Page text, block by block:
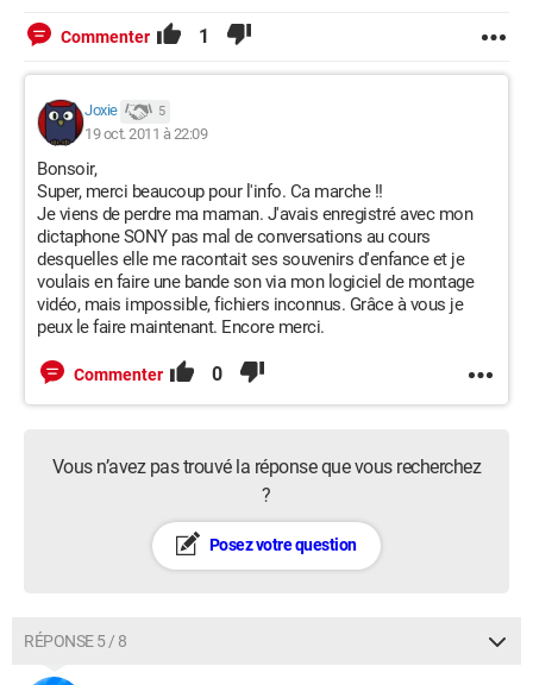
Commenter 1
Joxie 5
19 oct. 2011 à 22:09
Bonsoir,
Super, merci beaucoup pour l'info. Ca marche !!
Je viens de perdre ma maman. J'avais enregistré avec mon
dictaphone SONY pas mal de conversations au cours
desquelles elle me racontait ses souvenirs d'enfance et je
voulais en faire une bande son via mon logiciel de montage
vidéo, mais impossible, fichiers inconnus. Grâce à vous je
peux le faire maintenant. Encore merci.
Commenter 0
Vous n’avez pas trouvé la réponse que vous recherchez
?
Posez votre question
RÉPONSE 5 / 8